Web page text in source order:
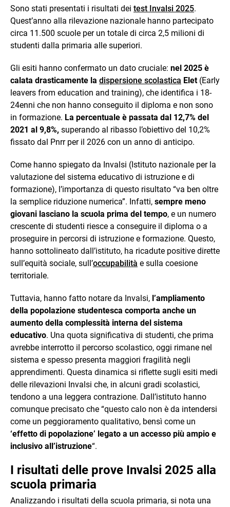
Sono stati presentati i risultati dei test Invalsi 2025.
Quest’anno alla rilevazione nazionale hanno partecipato
circa 11.500 scuole per un totale di circa 2,5 milioni di
studenti dalla primaria alle superiori.
Gli esiti hanno confermato un dato cruciale: nel 2025 è
calata drasticamente la dispersione scolastica Elet(Early
leavers from education and training), che identifica i 18-
24enni che non hanno conseguito il diploma e non sono
in formazione. La percentuale è passata dal 12,7% del
2021 al 9,8%, superando al ribasso l’obiettivo del 10,2%
fissato dal Pnrr per il 2026 con un anno di anticipo.
Come hanno spiegato da Invalsi (Istituto nazionale per la
valutazione del sistema educativo di istruzione e di
formazione), l’importanza di questo risultato “va ben oltre
la semplice riduzione numerica”. Infatti, sempre meno
giovani lasciano la scuola prima del tempo, e un numero
crescente di studenti riesce a conseguire il diploma o a
proseguire in percorsi di istruzione e formazione. Questo,
hanno sottolineato dall’istituto, ha ricadute positive dirette
sull’equità sociale, sull’occupabilità e sulla coesione
territoriale.
Tuttavia, hanno fatto notare da Invalsi, l’ampliamento
della popolazione studentesca comporta anche un
aumento della complessità interna del sistema
educativo. Una quota significativa di studenti, che prima
avrebbe interrotto il percorso scolastico, oggi rimane nel
sistema e spesso presenta maggiori fragilità negli
apprendimenti. Questa dinamica si riflette sugli esiti medi
delle rilevazioni Invalsi che, in alcuni gradi scolastici,
tendono a una leggera contrazione. Dall’istituto hanno
comunque precisato che “questo calo non è da intendersi
come un peggioramento qualitativo, bensì come un
‘effetto di popolazione’ legato a un accesso più ampio e
inclusivo all’istruzione“.
I risultati delle prove Invalsi 2025 alla
scuola primaria
Analizzando i risultati della scuola primaria, si nota una